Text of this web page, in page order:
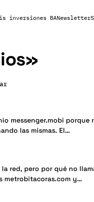
inversiones BANewsletter
»
messenger.mobi porque
las mismas. El…
red, pero por qué no
metrobitacoras.com y…